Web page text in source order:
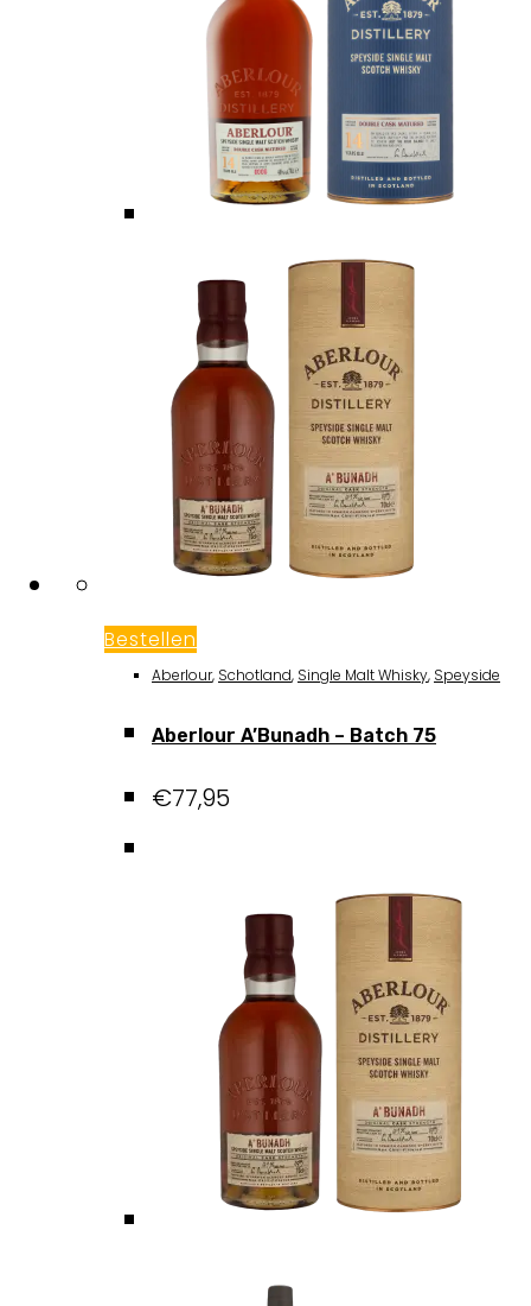
Bestellen
Aberlour, Schotland, Single Malt Whisky, Speyside
Aberlour A’Bunadh – Batch 75
€77,95